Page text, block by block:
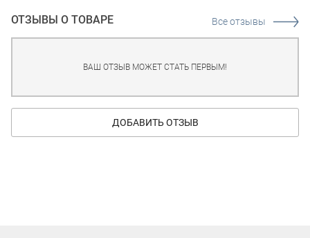
ОТЗЫВЫ О ТОВАРЕ Все отзывы
ВАШ ОТЗЫВ МОЖЕТ СТАТЬ ПЕРВЫМ!
ДОБАВИТЬ ОТЗЫВ